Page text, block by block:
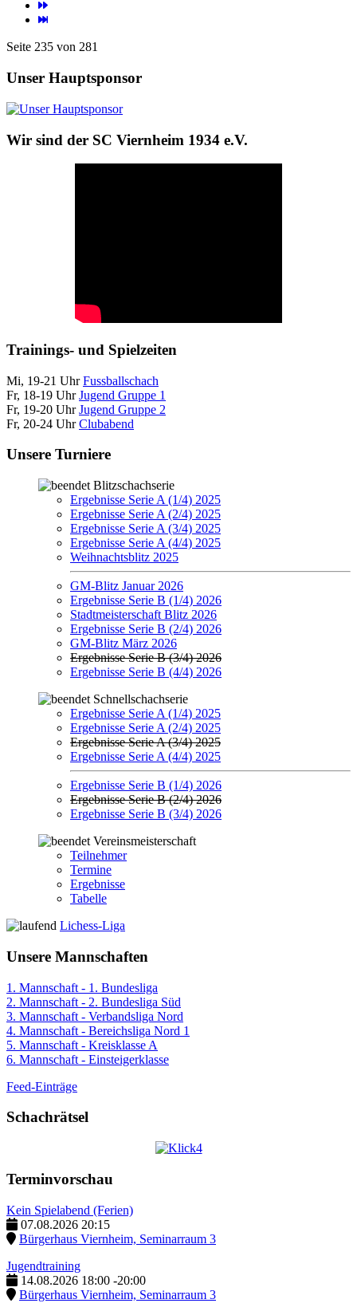
Seite 235 von 281
Unser Hauptsponsor
Wir sind der SC Viernheim 1934 e.V.
Trainings- und Spielzeiten
Mi, 19-21 UhrFussballschach
Fr, 18-19 UhrJugend Gruppe 1
Fr, 19-20 UhrJugend Gruppe 2
Fr, 20-24 UhrClubabend
Unsere Turniere
Blitzschachserie
Ergebnisse Serie A (1/4) 2025
Ergebnisse Serie A (2/4) 2025
Ergebnisse Serie A (3/4) 2025
Ergebnisse Serie A (4/4) 2025
Weihnachtsblitz 2025
GM-Blitz Januar 2026
Ergebnisse Serie B (1/4) 2026
Stadtmeisterschaft Blitz 2026
Ergebnisse Serie B (2/4) 2026
GM-Blitz März 2026
Ergebnisse Serie B (3/4) 2026
Ergebnisse Serie B (4/4) 2026
Schnellschachserie
Ergebnisse Serie A (1/4) 2025
Ergebnisse Serie A (2/4) 2025
Ergebnisse Serie A (3/4) 2025
Ergebnisse Serie A (4/4) 2025
Ergebnisse Serie B (1/4) 2026
Ergebnisse Serie B (2/4) 2026
Ergebnisse Serie B (3/4) 2026
Vereinsmeisterschaft
Teilnehmer
Termine
Ergebnisse
Tabelle
Lichess-Liga
Unsere Mannschaften
1. Mannschaft - 1. Bundesliga
2. Mannschaft - 2. Bundesliga Süd
3. Mannschaft - Verbandsliga Nord
4. Mannschaft - Bereichsliga Nord 1
5. Mannschaft - Kreisklasse A
6. Mannschaft - Einsteigerklasse
Feed-Einträge
Schachrätsel
Terminvorschau
Kein Spielabend (Ferien)
07.08.2026 20:15
Bürgerhaus Viernheim, Seminarraum 3
Jugendtraining
14.08.2026 18:00 -20:00
Bürgerhaus Viernheim, Seminarraum 3